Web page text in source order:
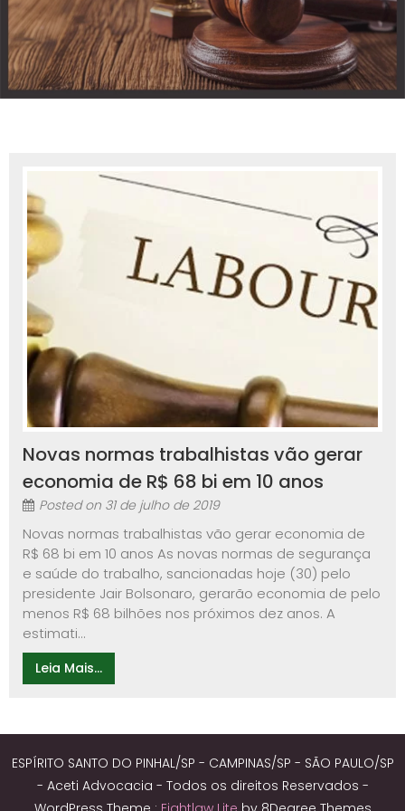
Novas normas trabalhistas vão gerar
economia de R$ 68 bi em 10 anos
Posted on 31 de julho de 2019
Novas normas trabalhistas vão gerar economia de
R$ 68 bi em 10 anos As novas normas de segurança
e saúde do trabalho, sancionadas hoje (30) pelo
presidente Jair Bolsonaro, gerarão economia de pelo
menos R$ 68 bilhões nos próximos dez anos. A
estimati...
Leia Mais...
ESPÍRITO SANTO DO PINHAL/SP - CAMPINAS/SP - SÃO PAULO/SP
- Aceti Advocacia - Todos os direitos Reservados -